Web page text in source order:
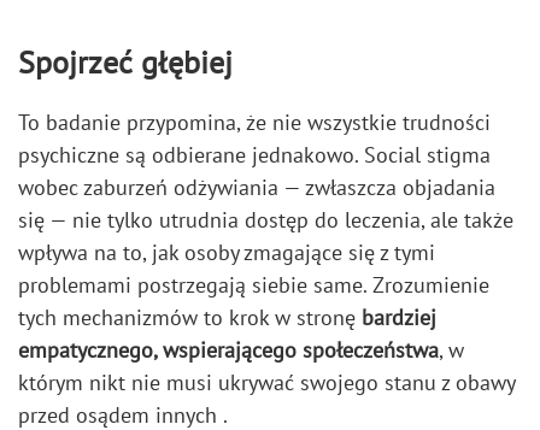
Spojrzeć głębiej
To badanie przypomina, że nie wszystkie trudności
psychiczne są odbierane jednakowo. Social stigma
wobec zaburzeń odżywiania — zwłaszcza objadania
się — nie tylko utrudnia dostęp do leczenia, ale także
wpływa na to, jak osoby zmagające się z tymi
problemami postrzegają siebie same. Zrozumienie
tych mechanizmów to krok w stronę bardziej
empatycznego, wspierającego społeczeństwa, w
którym nikt nie musi ukrywać swojego stanu z obawy
przed osądem innych .